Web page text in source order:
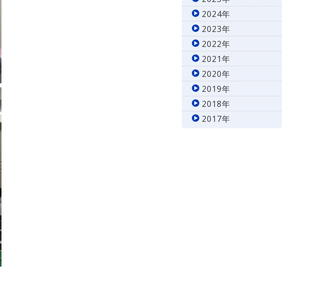
2024年
2023年
2022年
2021年
2020年
2019年
2018年
2017年